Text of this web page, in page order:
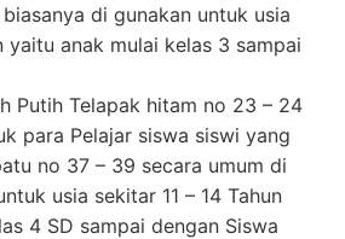
di gunakan untuk usia
yaitu anak mulai kelas 3 sampai
Putih Telapak hitam no 23 – 24
para Pelajar siswa siswi yang
no 37 – 39 secara umum di
usia sekitar 11 – 14 Tahun
4 SD sampai dengan Siswa